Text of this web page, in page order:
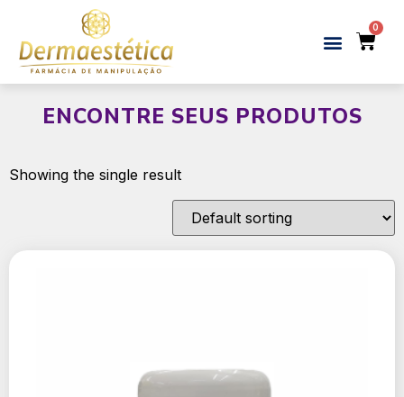
ENCONTRE SEUS PRODUTOS
Showing the single result